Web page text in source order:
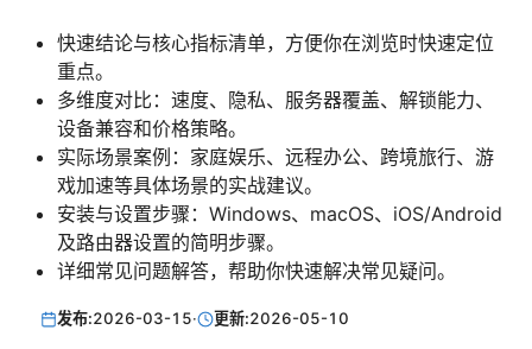
快速结论与核心指标清单，方便你在浏览时快速定位
重点。
多维度对比：速度、隐私、服务器覆盖、解锁能力、
设备兼容和价格策略。
实际场景案例：家庭娱乐、远程办公、跨境旅行、游
戏加速等具体场景的实战建议。
安装与设置步骤：Windows、macOS、iOS/Android
及路由器设置的简明步骤。
详细常见问题解答，帮助你快速解决常见疑问。
发布:2026-03-15· 更新:2026-05-10